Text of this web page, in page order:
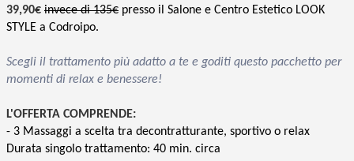
39,90€ invece di 135€ presso il Salone e Centro Estetico LOOK
STYLE a Codroipo.
Scegli il trattamento più adatto a te e goditi questo pacchetto per
momenti di relax e benessere!
L'OFFERTA COMPRENDE:
- 3 Massaggi a scelta tra decontratturante, sportivo o relax
Durata singolo trattamento: 40 min. circa